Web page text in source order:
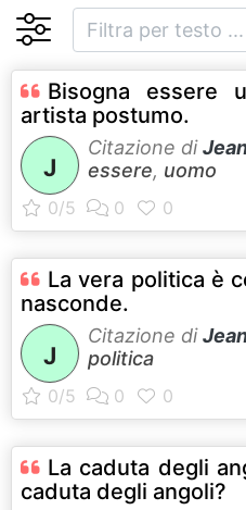
Bisogna essere
artista postumo.
J
Citazione di
essere, uomo
La vera politica è
nasconde.
J
Citazione di
politica
La caduta degli
caduta degli angoli?